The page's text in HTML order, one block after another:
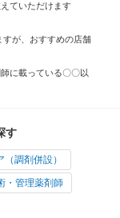
ていただけます
すが、おすすめの店舗
に載っている〇〇以
す
（調剤併設）
・管理薬剤師